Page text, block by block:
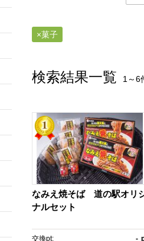
菓子
検索結果一覧 1～6
なみえ焼そば 道の駅オリ
ナルセット
交換pt: -